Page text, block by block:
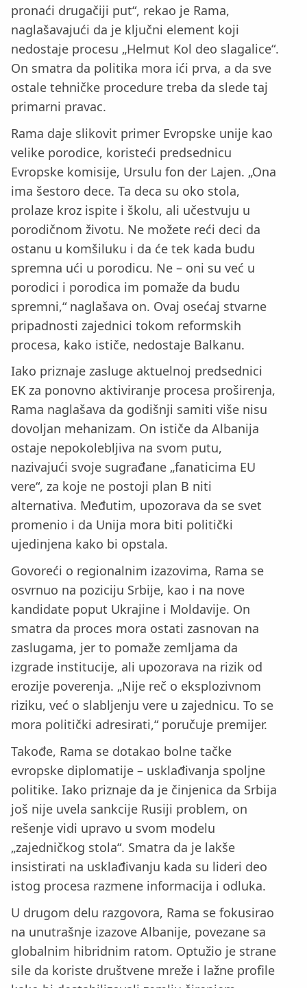
pronaći drugačiji put“, rekao je Rama,
naglašavajući da je ključni element koji
nedostaje procesu „Helmut Kol deo slagalice“.
On smatra da politika mora ići prva, a da sve
ostale tehničke procedure treba da slede taj
primarni pravac.
Rama daje slikovit primer Evropske unije kao
velike porodice, koristeći predsednicu
Evropske komisije, Ursulu fon der Lajen. „Ona
ima šestoro dece. Ta deca su oko stola,
prolaze kroz ispite i školu, ali učestvuju u
porodičnom životu. Ne možete reći deci da
ostanu u komšiluku i da će tek kada budu
spremna ući u porodicu. Ne – oni su već u
porodici i porodica im pomaže da budu
spremni,“ naglašava on. Ovaj osećaj stvarne
pripadnosti zajednici tokom reformskih
procesa, kako ističe, nedostaje Balkanu.
Iako priznaje zasluge aktuelnoj predsednici
EK za ponovno aktiviranje procesa proširenja,
Rama naglašava da godišnji samiti više nisu
dovoljan mehanizam. On ističe da Albanija
ostaje nepokolebljiva na svom putu,
nazivajući svoje sugrađane „fanaticima EU
vere“, za koje ne postoji plan B niti
alternativa. Međutim, upozorava da se svet
promenio i da Unija mora biti politički
ujedinjena kako bi opstala.
Govoreći o regionalnim izazovima, Rama se
osvrnuo na poziciju Srbije, kao i na nove
kandidate poput Ukrajine i Moldavije. On
smatra da proces mora ostati zasnovan na
zaslugama, jer to pomaže zemljama da
izgrade institucije, ali upozorava na rizik od
erozije poverenja. „Nije reč o eksplozivnom
riziku, već o slabljenju vere u zajednicu. To se
mora politički adresirati,“ poručuje premijer.
Takođe, Rama se dotakao bolne tačke
evropske diplomatije – usklađivanja spoljne
politike. Iako priznaje da je činjenica da Srbija
još nije uvela sankcije Rusiji problem, on
rešenje vidi upravo u svom modelu
„zajedničkog stola“. Smatra da je lakše
insistirati na usklađivanju kada su lideri deo
istog procesa razmene informacija i odluka.
U drugom delu razgovora, Rama se fokusirao
na unutrašnje izazove Albanije, povezane sa
globalnim hibridnim ratom. Optužio je strane
sile da koriste društvene mreže i lažne profile